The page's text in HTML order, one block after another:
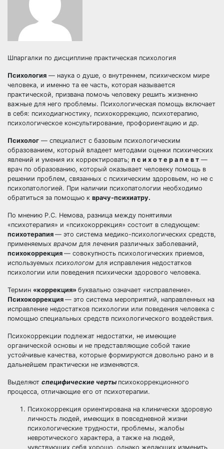
Шпаргалки по дисциплине практическая психология
Психология — наука о душе, о внутреннем, психическом мире
человека, и именно та ее часть, которая называется
практической, призвана помочь человеку решить жизненно
важные для него проблемы. Психологическая помощь включает
в себя: психодиагностику, психокоррекцию, психотерапию,
психологическое консультирование, профориентацию и др.
Психолог — специалист с базовым психологическим
образованием, который владеет методами оценки психических
явлений и умения их корректировать; п с и х о т е р а п е в т —
врач по образованию, который оказывает человеку помощь в
решении проблем, связанных с психическим здоровьем, но не с
психопатологией. При наличии психопатологии необходимо
обратиться за помощью к врачу-психиатру.
По мнению Р.С. Немова, разница между понятиями
«психотерапия» и «психокоррекция» состоит в следующем:
психотерапия — это система медико-психологических средств,
применяемых врачом для лечения различных заболеваний,
психокоррекция — совокупность психологических приемов,
используемых психологом для исправления недостатков
психологии или поведения психически здорового человека.
Термин «коррекция» буквально означает «исправление».
Психокоррекция — это система мероприятий, направленных на
исправление недостатков психологии или поведения человека с
помощью специальных средств психологического воздействия.
Психокоррекции подлежат недостатки, не имеющие
органической основы и не представляющие собой такие
устойчивые качества, которые формируются довольно рано и в
дальнейшем практически не изменяются.
Выделяют специфические черты психокоррекционного
процесса, отличающие его от психотерапии.
Психокоррекция ориентирована на клинически здоровую
личность людей, имеющих в повседневной жизни
психологические трудности, проблемы, жалобы
невротического характера, а также на людей,
чувствующих себя хорошо, однако желающих изменить